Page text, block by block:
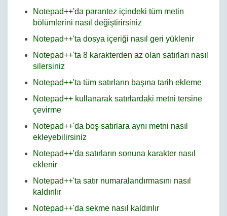
Notepad++'da parantez içindeki tüm metin
bölümlerini nasıl değiştirirsiniz
Notepad++'ta dosya içeriği nasıl geri yüklenir
Notepad++'ta 8 karakterden az olan satırları nasıl
silersiniz
Notepad++'ta tüm satırların başına tarih ekleme
Notepad++ kullanarak satırlardaki metni tersine
çevirme
Notepad++'da boş satırlara aynı metni nasıl
ekleyebilirsiniz
Notepad++'da satırların sonuna karakter nasıl
eklenir
Notepad++'ta satır numaralandırmasını nasıl
kaldırılır
Notepad++'da sekme nasıl kaldırılır